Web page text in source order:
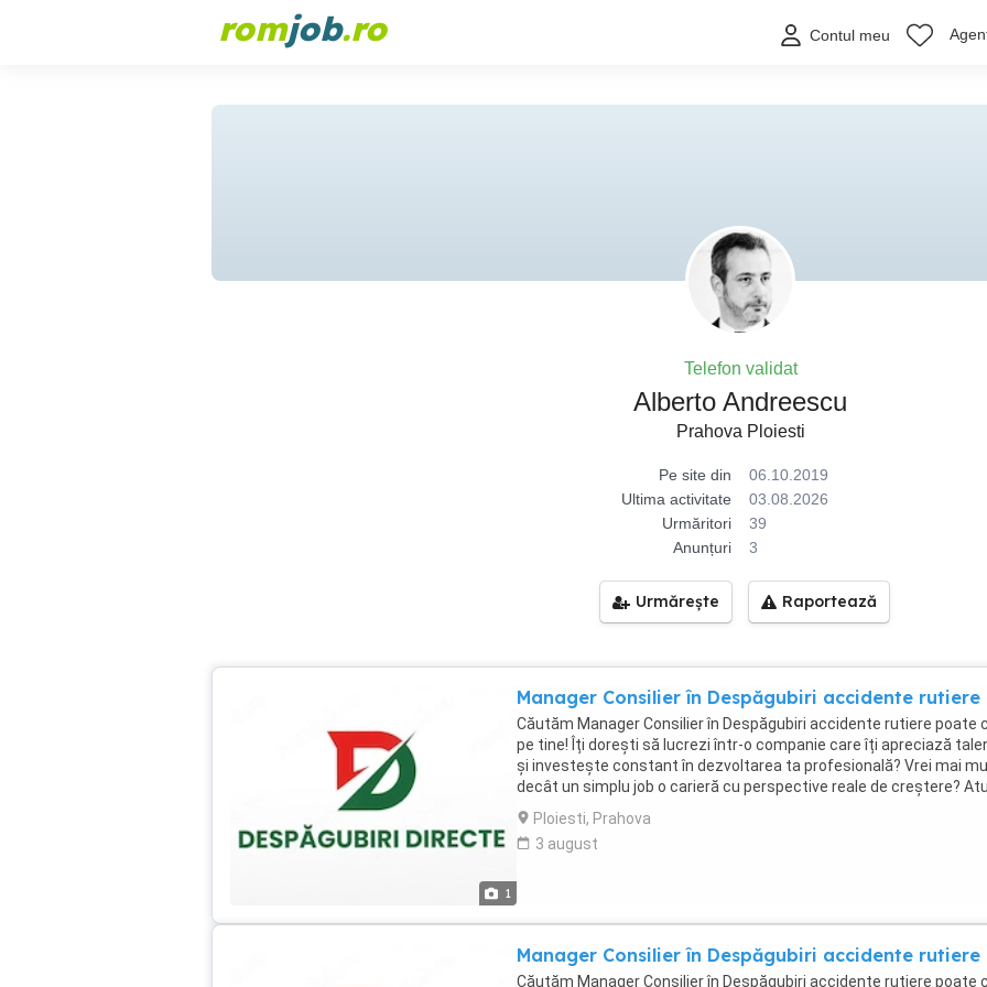
romjob.ro Contul meu
Telefon validat
Alberto Andreescu
Prahova Ploiesti
Pe site din
06.10.2019
Ultima activitate
03.08.2026
Urmăritori
39
Anunțuri
3
Urmărește Raportează
1
Manager Consilier în Despăgubiri accidente rutiere
Căutăm Manager Consilier în Despăgubiri accidente rutiere poate
pe tine! Îți dorești să lucrezi într-o companie care îți apreciază
și investește constant în dezvoltarea ta profesională? Vrei mai
decât un simplu job o carieră cu perspective reale de creștere?
este momentul să aplici! Te regăsești în descrierea de mai jos? Ești
persoană: perseverentă și dinamică, orientată către rezultate; cu
antreprenorial; cu capacitate bună de analiză și sinteză; cu abilități
Coordonarea, monitorizarea și evaluarea performanței echipei;
Instruirea și formarea competențelor specifice consultanței în
Ploiesti, Prahova
3 august
Manager Consilier în Despăgubiri accidente rutiere
Căutăm Manager Consilier în Despăgubiri accidente rutiere poate